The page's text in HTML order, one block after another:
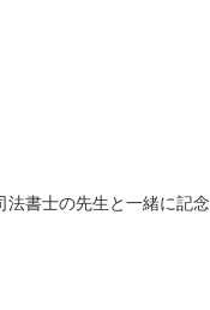
書士の先生と一緒に記念